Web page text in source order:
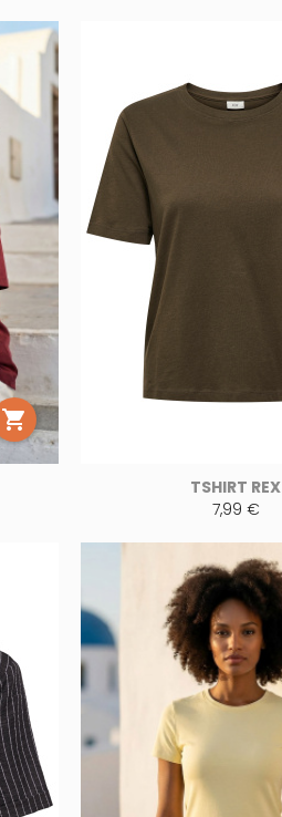

TSHIRT REX
7,99 €